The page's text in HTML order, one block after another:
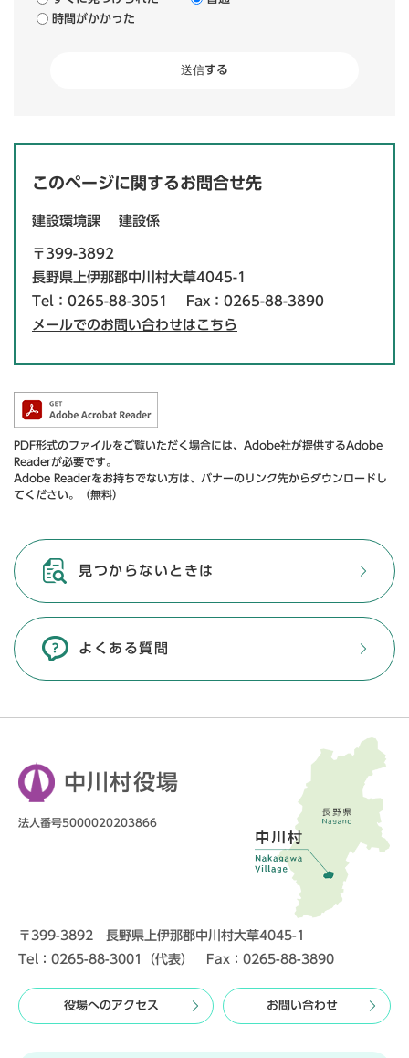
時間がかかった
このページに関するお問合せ先
建設環境課 建設係
〒399-3892
長野県上伊那郡中川村大草4045-1
Tel：0265-88-3051
Fax：0265-88-3890
メールでのお問い合わせはこちら
PDF形式のファイルをご覧いただく場合には、Adobe社が提供するAdobe
Readerが必要です。
Adobe Readerをお持ちでない方は、バナーのリンク先からダウンロードし
てください。（無料）
見つからないときは
よくある質問
中川村役場
法人番号5000020203866
〒399-3892 長野県上伊那郡中川村大草4045-1
Tel：0265-88-3001（代表） Fax：0265-88-3890
役場へのアクセス お問い合わせ